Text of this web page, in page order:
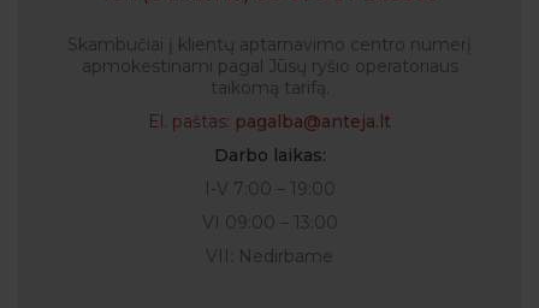
Skambučiai į klientų aptarnavimo centro numerį
apmokestinami pagal Jūsų ryšio operatoriaus
taikomą tarifą.
El. paštas: pagalba@anteja.lt
Darbo laikas:
I-V 7:00 – 19:00
VI 09:00 – 13:00
VII: Nedirbame